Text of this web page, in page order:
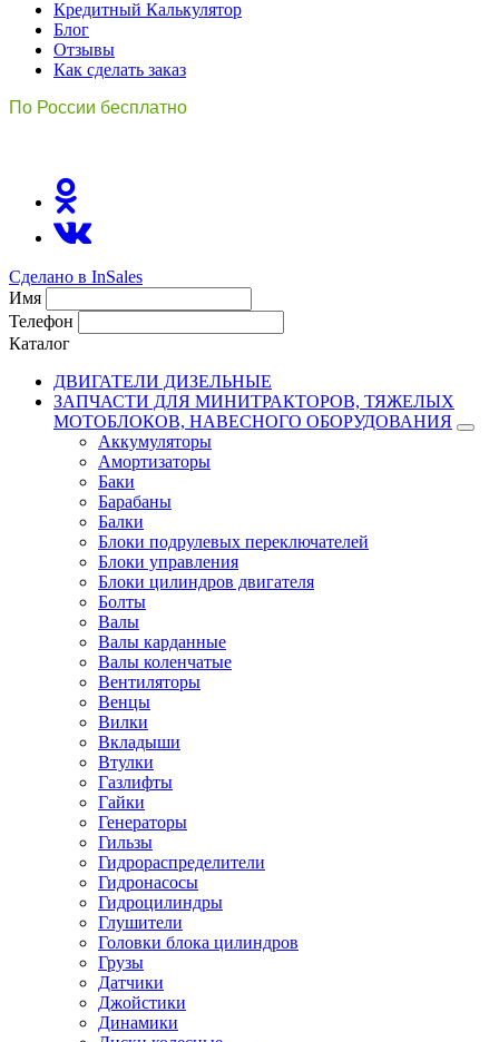
Кредитный Калькулятор
Блог
Отзывы
Как сделать заказ
По России бесплатно
Сделано в InSales
Имя
Телефон
Каталог
ДВИГАТЕЛИ ДИЗЕЛЬНЫЕ
ЗАПЧАСТИ ДЛЯ МИНИТРАКТОРОВ, ТЯЖЕЛЫХ
МОТОБЛОКОВ, НАВЕСНОГО ОБОРУДОВАНИЯ
Аккумуляторы
Амортизаторы
Баки
Барабаны
Балки
Блоки подрулевых переключателей
Блоки управления
Блоки цилиндров двигателя
Болты
Валы
Валы карданные
Валы коленчатые
Вентиляторы
Венцы
Вилки
Вкладыши
Втулки
Газлифты
Гайки
Генераторы
Гильзы
Гидрораспределители
Гидронасосы
Гидроцилиндры
Глушители
Головки блока цилиндров
Грузы
Датчики
Джойстики
Динамики